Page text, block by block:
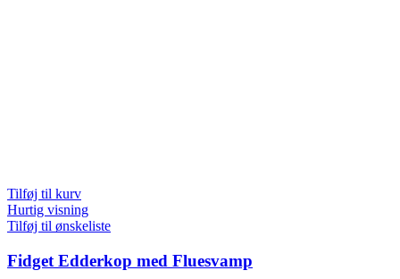
Tilføj til kurv
Hurtig visning
Tilføj til ønskeliste
Fidget Edderkop med Fluesvamp